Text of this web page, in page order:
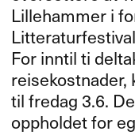
Lillehammer i
For inntil ti
reisekostnader,
til fredag 3.6.
oppholdet for